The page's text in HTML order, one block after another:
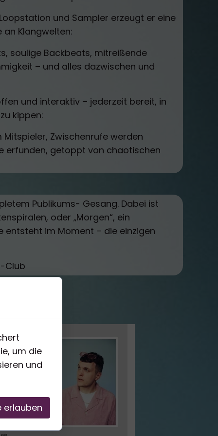
Publikums- Gesang. Dabei ist
oder „Morgen“, ein
entsteht im Moment – die einzigen
Club
und Sampler erzeugt er eine
Klangwelten:
soulige Backbeats, mitreißende
– und alles dazwischen und
und interaktiv – jederzeit bereit, in
kippen:
Mitspieler, Zwischenrufe werden
erfunden, getoppt von chaotischen
um die
und
erlauben